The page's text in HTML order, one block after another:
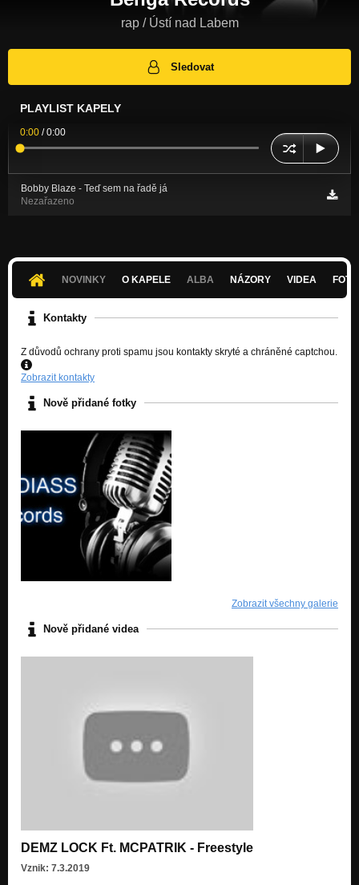
rap / Ústí nad Labem
Sledovat
PLAYLIST KAPELY
0:00 /0:00
Bobby Blaze - Teď sem na řadě já
Nezařazeno
NOVINKY O KAPELE ALBA NÁZORY VIDEA
Kontakty
Z důvodů ochrany proti spamu jsou kontakty skryté a chráněné captchou.
Zobrazit kontakty
Nově přidané fotky
Zobrazit všechny galerie
Nově přidané videa
DEMZ LOCK Ft. MCPATRIK - Freestyle
Vznik: 7.3.2019